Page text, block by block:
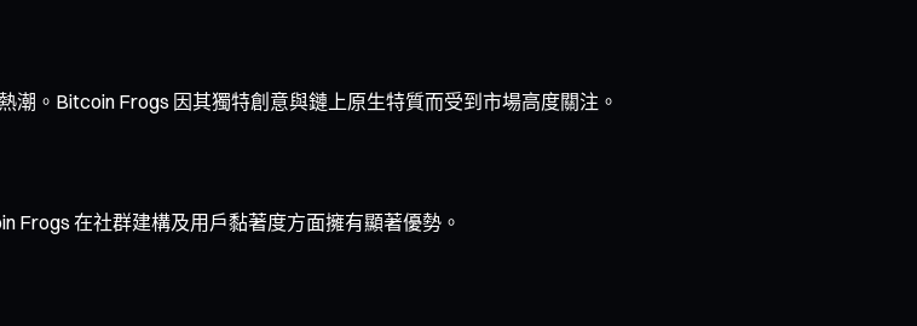
。Bitcoin Frogs 因其獨特創意與鏈上原生特質而受到市場高度關注。
Frogs 在社群建構及用戶黏著度方面擁有顯著優勢。